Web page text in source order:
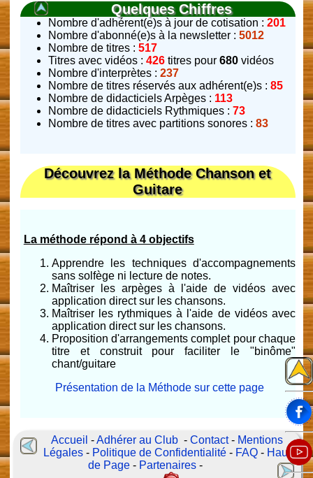
Quelques Chiffres
Nombre d'adhérent(e)s à jour de cotisation : 201
Nombre d'abonné(e)s à la newsletter : 5012
Nombre de titres : 517
Titres avec vidéos : 426 titres pour 680 vidéos
Nombre d'interprètes : 237
Nombre de titres réservés aux adhérent(e)s : 85
Nombre de didacticiels Arpèges : 113
Nombre de didacticiels Rythmiques : 73
Nombre de titres avec partitions sonores : 83
Découvrez la Méthode Chanson et
Guitare
La méthode répond à 4 objectifs
Apprendre les techniques d'accompagnements
sans solfège ni lecture de notes.
Maîtriser les arpèges à l'aide de vidéos avec
application direct sur les chansons.
Maîtriser les rythmiques à l'aide de vidéos avec
application direct sur les chansons.
Proposition d'arrangements complet pour chaque
titre et construit pour faciliter le "binôme"
chant/guitare
Présentation de la Méthode sur cette page
Accueil -Adhérer au Club -Contact- Mentions
Légales - Politique de Confidentialité - FAQ - Haut
de Page - Partenaires -